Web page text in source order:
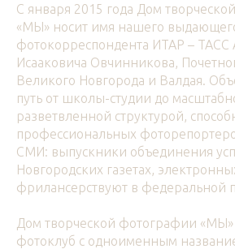
С января 2015 года Дом
«МЫ» носит имя нашего
фотокорреспондента ИТАР – ТАСС
Исааковича Овчинникова,
Великого Новгорода и Валдая.
путь от школы-студии до
разветвленной структурой,
профессиональных
СМИ: выпускники объединения
Новгородских газетах,
фрилансерствуют в федеральной
Дом творческой фотографии «МЫ»
фотоклуб с одноименным